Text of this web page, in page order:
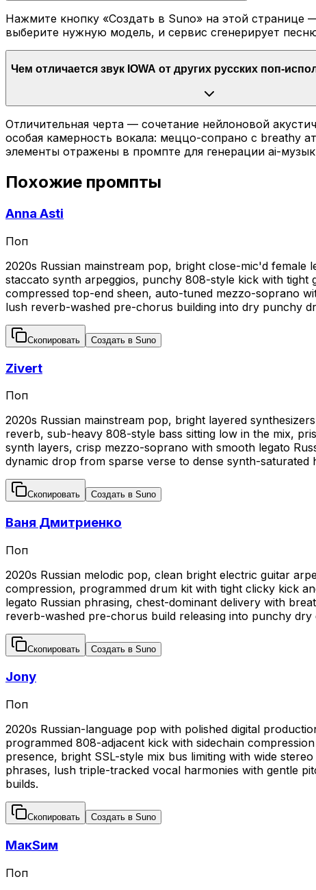
Нажмите кнопку «Создать в Suno» на этой странице
выберите нужную модель, и сервис сгенерирует
Чем отличается звук IOWA от других русских поп-
Отличительная черта — сочетание нейлоновой
особая камерность вокала: меццо-сопрано с breathy
элементы отражены в промпте для генерации ai-
Похожие промпты
Anna Asti
Поп
2020s Russian mainstream pop, bright close-mic'd female
staccato synth arpeggios, punchy 808-style kick with
compressed top-end sheen, auto-tuned mezzo-soprano
lush reverb-washed pre-chorus building into dry punchy
Скопировать Создать в Suno
Zivert
Поп
2020s Russian mainstream pop, bright layered
reverb, sub-heavy 808-style bass sitting low in the mix,
synth layers, crisp mezzo-soprano with smooth legato
dynamic drop from sparse verse to dense synth-saturated
Скопировать Создать в Suno
Ваня Дмитриенко
Поп
2020s Russian melodic pop, clean bright electric guitar
compression, programmed drum kit with tight clicky kick
legato Russian phrasing, chest-dominant delivery with
reverb-washed pre-chorus build releasing into punchy dry
Скопировать Создать в Suno
Jony
Поп
2020s Russian-language pop with polished digital
programmed 808-adjacent kick with sidechain
presence, bright SSL-style mix bus limiting with wide
phrases, lush triple-tracked vocal harmonies with gentle
builds.
Скопировать Создать в Suno
МакSим
Поп